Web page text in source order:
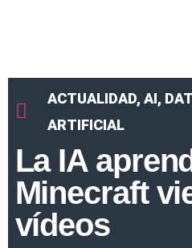
ACTUALIDAD, AI,
ARTIFICIAL
La IA
Minecraft
vídeos